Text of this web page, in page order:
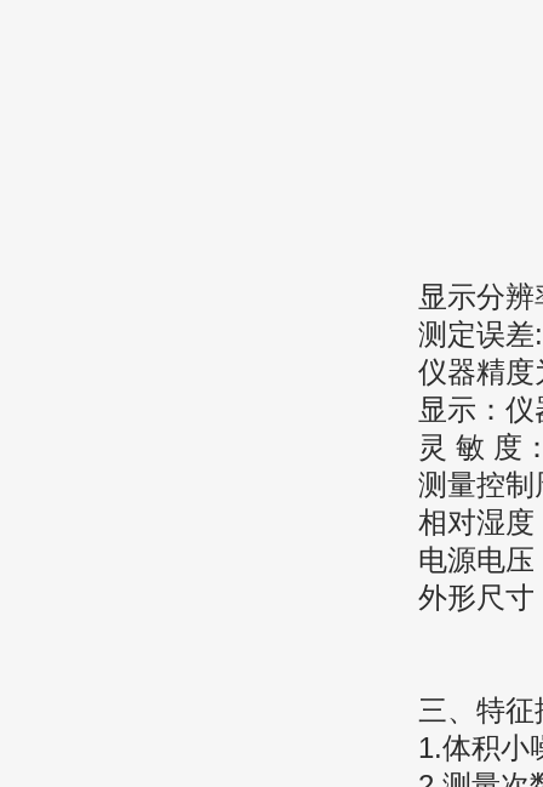
显示分辨
测定误差
仪器精度
显示：
灵 敏 度
测量控制
相对湿度
电源电压
外形尺寸
三、特征
1.体积小